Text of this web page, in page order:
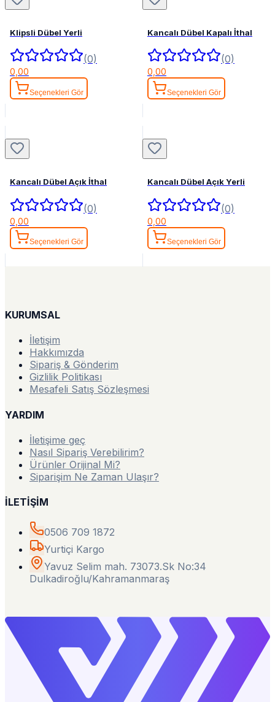
Klipsli Dübel Yerli
(0)
0,00
Seçenekleri Gör
Kancalı Dübel Kapalı İthal
(0)
0,00
Seçenekleri Gör
Kancalı Dübel Açık İthal
(0)
0,00
Seçenekleri Gör
Kancalı Dübel Açık Yerli
(0)
0,00
Seçenekleri Gör
KURUMSAL
İletişim
Hakkımızda
Sipariş & Gönderim
Gizlilik Politikası
Mesafeli Satış Sözleşmesi
YARDIM
İletişime geç
Nasıl Sipariş Verebilirim?
Ürünler Orijinal Mi?
Siparişim Ne Zaman Ulaşır?
İLETİŞİM
0506 709 1872
Yurtiçi Kargo
Yavuz Selim mah. 73073.Sk No:34
Dulkadiroğlu/Kahramanmaraş